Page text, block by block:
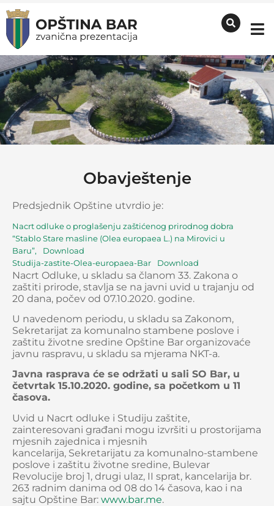
Obavještenje
Predsjednik Opštine utvrdio je:
Nacrt odluke o proglašenju zaštićenog prirodnog dobra
“Stablo Stare masline (Olea europaea L.) na Mirovici u
Baru”,
Download
Studija-zastite-Olea-europaea-Bar
Download
Nacrt Odluke, u skladu sa članom 33. Zakona o
zaštiti prirode, stavlja se na javni uvid u trajanju od
20 dana, počev od 07.10.2020. godine.
U navedenom periodu, u skladu sa Zakonom,
Sekretarijat za komunalno stambene poslove i
zaštitu životne sredine Opštine Bar organizovaće
javnu raspravu, u skladu sa mjerama NKT-a.
Javna rasprava će se održati u sali SO Bar, u
četvrtak 15.10.2020. godine, sa početkom u 11
časova.
Uvid u Nacrt odluke i Studiju zaštite,
zainteresovani građani mogu izvršiti u prostorijama
mjesnih zajednica i mjesnih
kancelarija, Sekretarijatu za komunalno-stambene
poslove i zaštitu životne sredine, Bulevar
Revolucije broj 1, drugi ulaz, II sprat, kancelarija br.
263 radnim danima od 08 do 14 časova, kao i na
sajtu Opštine Bar: www.bar.me.